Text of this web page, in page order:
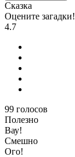
Сказка
Оцените загадки!
4.7
99 голосов
Полезно
Вау!
Смешно
Ого!